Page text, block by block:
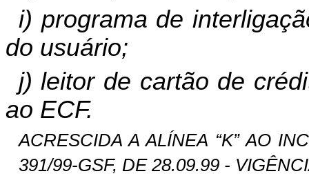
i) programa de
do usuário;
j) leitor de cartão de
ao ECF.
ACRESCIDA A ALÍNEA “K” AO
391/99-GSF, DE 28.09.99 -